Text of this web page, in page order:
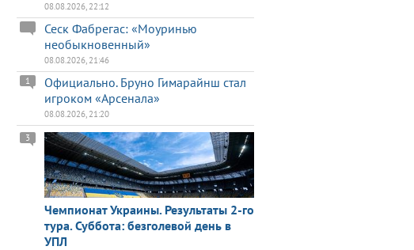
08.08.2026, 22:12
Сеск Фабрегас: «Моуринью
необыкновенный»
08.08.2026, 21:46
Официально. Бруно Гимарайнш стал
игроком «Арсенала»
1
08.08.2026, 21:20
Чемпионат Украины. Результаты 2-го
тура. Суббота: безголевой день в
УПЛ
3